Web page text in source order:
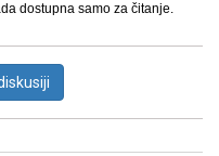
dostupna samo za čitanje.